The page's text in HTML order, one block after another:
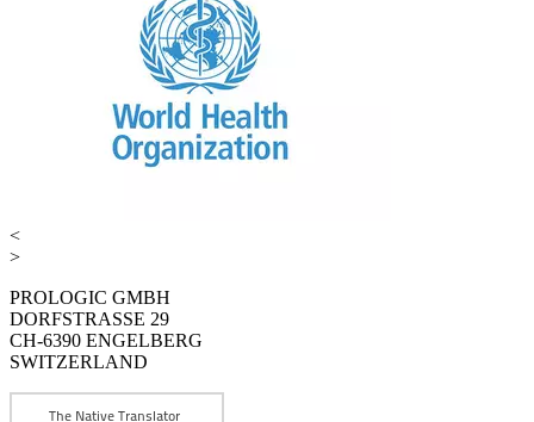
<
>
PROLOGIC GMBH
DORFSTRASSE 29
CH-6390 ENGELBERG
SWITZERLAND